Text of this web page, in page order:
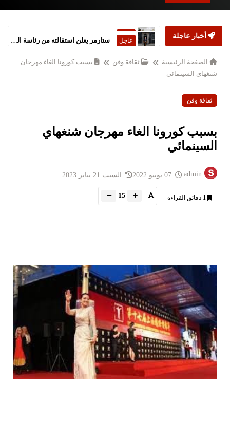
أخبار عاجلة عاجل
الصفحة الرئيسية ثقافة وفن
بسبب كورونا الغاء مهرجان
شنغهاي السينمائي
ثقافة وفن
بسبب كورونا الغاء مهرجان شنغهاي
السينمائي
admin السبت 21 يناير 2023
1 دقائق القراءة 15